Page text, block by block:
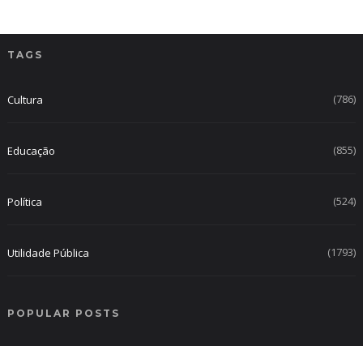
TAGS
Cultura (786)
Educação (855)
Política (524)
Utilidade Pública (1793)
POPULAR POSTS